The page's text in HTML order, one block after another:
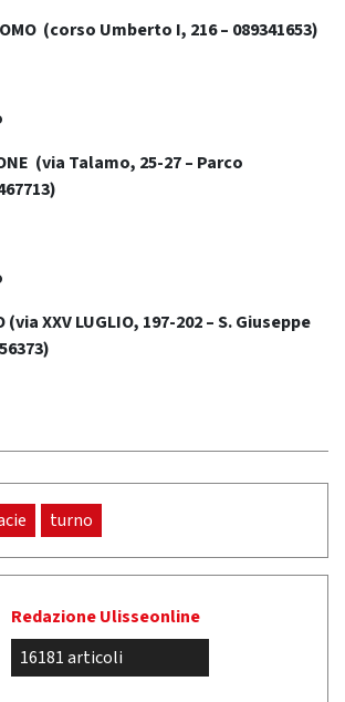
(corso Umberto I, 216 – 089341653)
(via Talamo, 25-27 – Parco
(via XXV LUGLIO, 197-202 – S. Giuseppe
turno
Redazione Ulisseonline
16181 articoli